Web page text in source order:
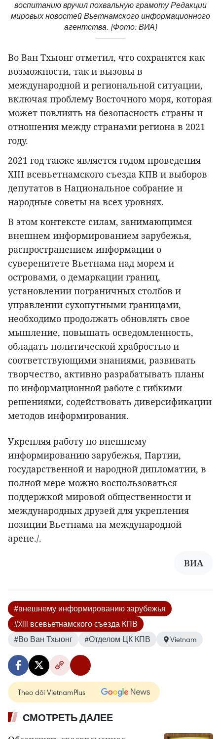
воспитанию вручил похвальную грамоту Редакции
мировых новостей Вьетнамского информационного
агентства. (Фото: ВИА)
Во Ван Тхыонг отметил, что сохранятся как
возможности, так и вызовы в
международной и региональной ситуации,
включая проблему Восточного моря, которая
может повлиять на безопасность страны и
отношения между странами региона в 2021
году.
2021 год также является годом проведения
XIII всевьетнамского съезда КПВ и выборов
депутатов в Национальное собрание и
народные советы на всех уровнях.
В этом контексте силам, занимающимся
внешнем информированием зарубежья,
распространением информации о
суверенитете Вьетнама над морем и
островами, о демаркации границ,
установлении пограничных столбов и
управлении сухопутными границами,
необходимо продолжать обновлять свое
мышление, повышать осведомленность,
обладать политической храбростью и
соответствующими знаниями, развивать
творчество, активно разрабатывать планы
по информационной работе с гибкими
решениями, содействовать диверсификации
методов информирования.
Укрепляя работу по внешнему
информированию зарубежья, Партии,
государственной и народной дипломатии, в
полной мере можно воспользоваться
поддержкой мировой общественности и
международных друзей для укрепления
позиции Вьетнама на международной
арене./.
ВИА
#внешнему информированию зарубежья
#XIII всевьетнамского съезда КПВ
#Во Ван Тхыонг
#Отделом ЦК КПВ Vietnam
Theo dõi VietnamPlus
СМОТРЕТЬ ДАЛЕЕ